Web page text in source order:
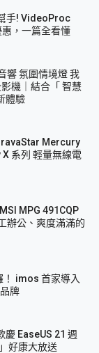
手! VideoProc
，一篇全看懂
響 氛圍情境燈 我
機｜結合「 智慧
體驗
Mercury
系列 輕量無線電
MPG 491CQP
辦公、爽度滿滿的
！ imos 首家導入
牌
EaseUS 21 週
好康大放送